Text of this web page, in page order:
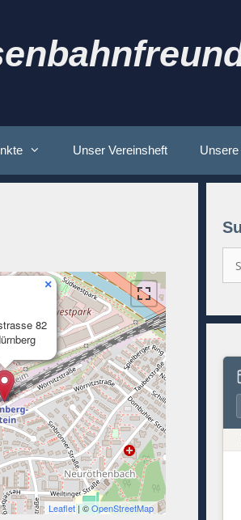
Unser Vereinsheft Unsere
82
×
Leaflet| ©OpenStreetMap